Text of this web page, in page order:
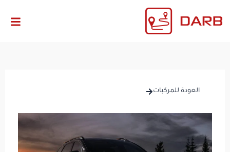
العودة للمركبات